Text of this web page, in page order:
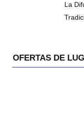
La
OFERTAS DE